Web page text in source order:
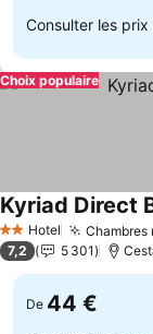
Consulter les prix
Choix populaire
2 Étoiles
Hotel Chambres
Kyriad Direct
7,2 5 301
De 44 €